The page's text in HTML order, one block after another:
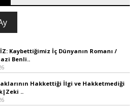
Kaybettiğimiz İç Dünyanın Romanı /
Benli..
Hakkettiği İlgi ve Hakketmediği
..